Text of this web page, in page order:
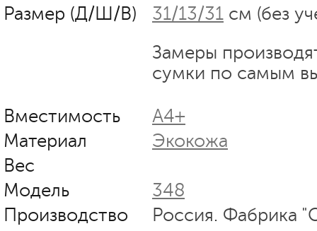
Размер (Д/Ш/В)
31/13/31 см (без
Замеры
сумки по самым
Вместимость
А4+
Материал
Экокожа
Вес
Модель
348
Производство
Россия. Фабрика